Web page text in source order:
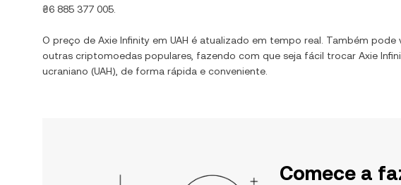
₴6 885 377 005
O preço de Axie Infinity em UAH é atualizado em tempo real. Também pode
outras criptomoedas populares, fazendo com que seja fácil trocar Axie
ucraniano (UAH), de forma rápida e conveniente.
Comece a